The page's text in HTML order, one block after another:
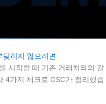
히지 않으려면
시작할 때 기존 거래처와의 갈
4가지 체크로 OSC가 정리했습